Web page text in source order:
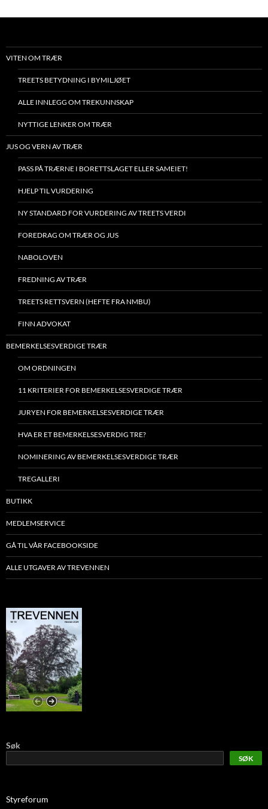
VITEN OM TRÆR
TREETS BETYDNING I BYMILJØET
ALLE INNLEGG OM TREKUNNSKAP
NYTTIGE LENKER OM TRÆR
JUS OG VERN AV TRÆR
PASS PÅ TRÆRNE I BORETTSLAGET ELLER SAMEIET!
HJELP TIL VURDERING
NY STANDARD FOR VURDERING AV TREETS VERDI
FOREDRAG OM TRÆR OG JUS
NABOLOVEN
FREDNING AV TRÆR
TREETS RETTSVERN (HEFTE FRA NMBU)
FINN ADVOKAT
BEMERKELSESVERDIGE TRÆR
OM ORDNINGEN
11 KRITERIER FOR BEMERKELSESVERDIGE TRÆR
JURYEN FOR BEMERKELSESVERDIGE TRÆR
HVA ER ET BEMERKELSESVERDIG TRE?
NOMINERING AV BEMERKELSESVERDIGE TRÆR
TREGALLERI
BUTIKK
MEDLEMSERVICE
GÅ TIL VÅR FACEBOOKSIDE
ALLE UTGAVER AV TREVENNEN
Søk
SØK
Styreforum